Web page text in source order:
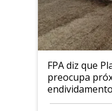
FPA diz que
preocupa